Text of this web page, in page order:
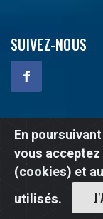
SUIVEZ-NOUS
Droits d'auteur ©
droits sont
En
vous
(cookies) et
utilisés.